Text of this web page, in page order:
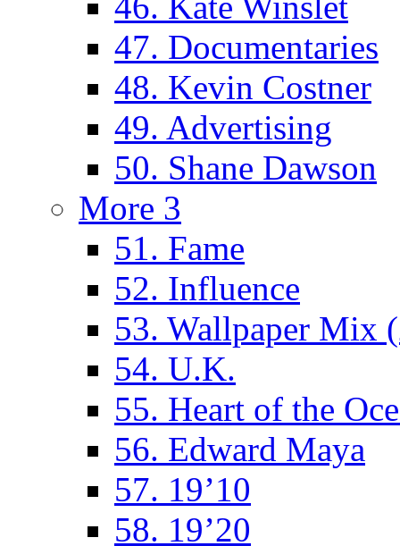
47. Documentaries
48. Kevin Costner
49. Advertising
50. Shane Dawson
More 3
51. Fame
52. Influence
53. Wallpaper Mix
54. U.K.
55. Heart of the
56. Edward Maya
57. 19’10
58. 19’20